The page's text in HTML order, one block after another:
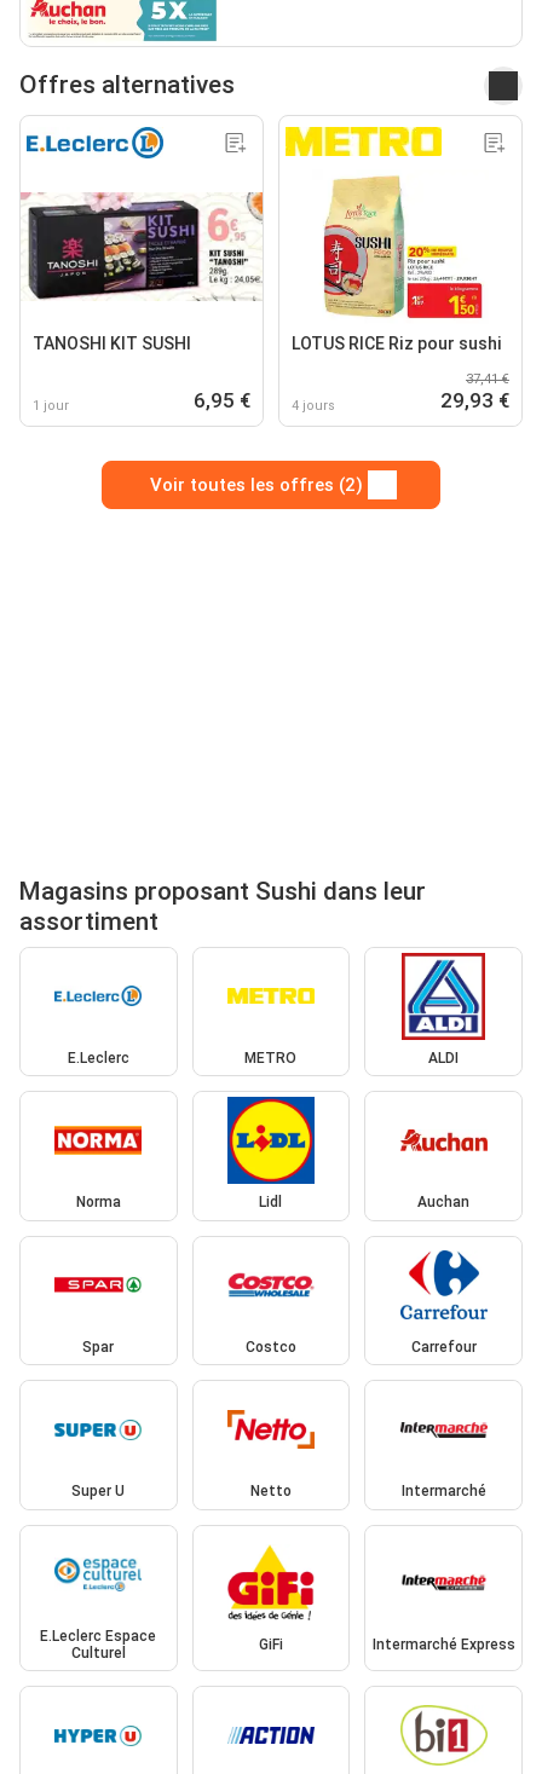
Offres alternatives
TANOSHI KIT SUSHI
1 jour 6,95 €
LOTUS RICE Riz pour sushi
4 jours
37,41 €
29,93 €
Voir toutes les offres (2)
Magasins proposant Sushi dans leur
assortiment
E.Leclerc METRO ALDI
Norma Lidl Auchan
Spar Costco Carrefour
Super U Netto Intermarché
E.Leclerc Espace
Culturel
GiFi Intermarché Express